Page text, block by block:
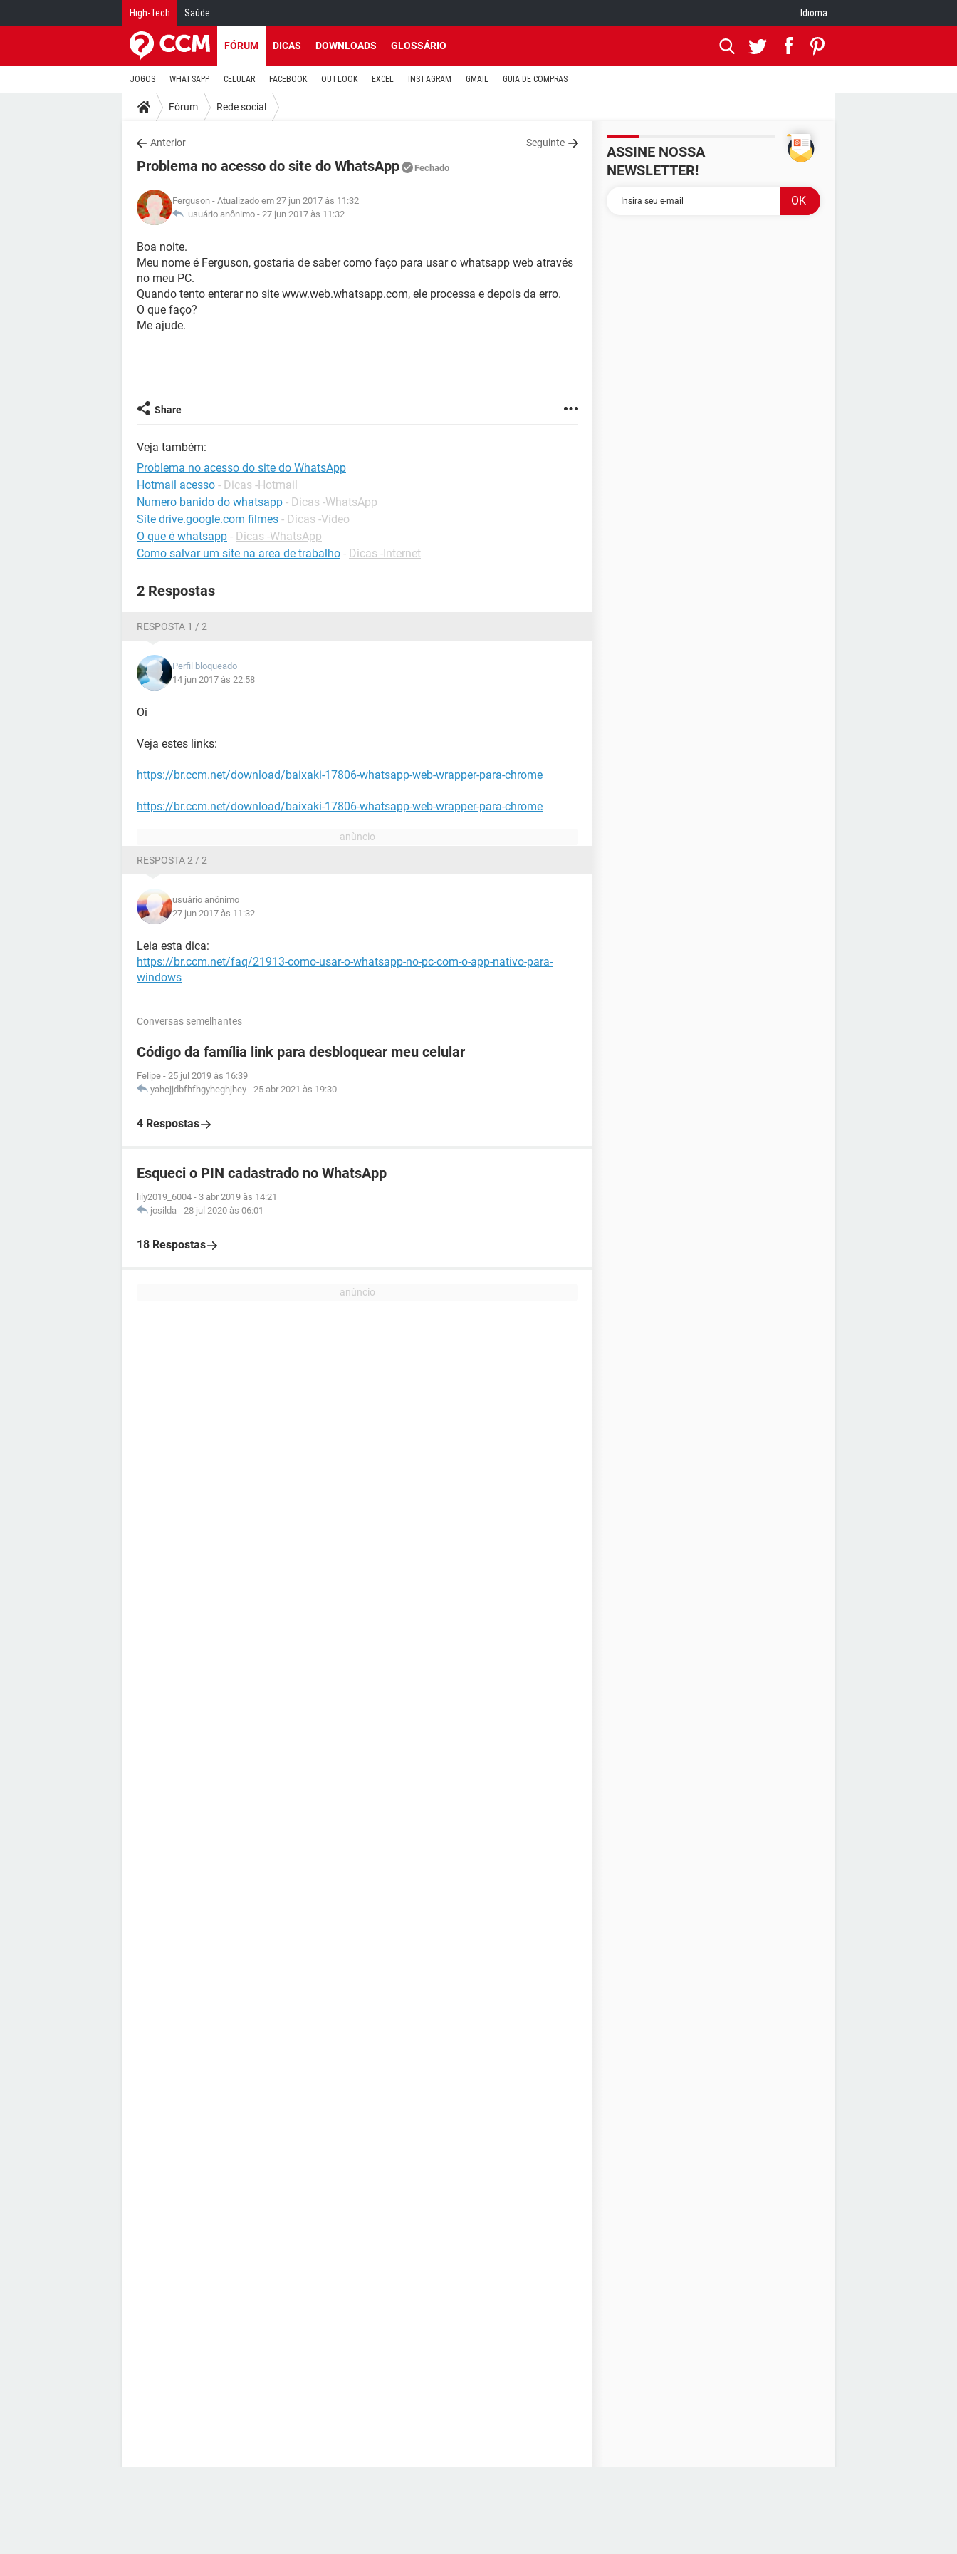
High-Tech Saúde Idioma
FÓRUM DICAS DOWNLOADS GLOSSÁRIO
JOGOS WHATSAPP CELULAR FACEBOOK OUTLOOK EXCEL INSTAGRAM GMAIL GUIA DE COMPRAS
Fórum Rede social
Anterior Seguinte
Problema no acesso do site do WhatsApp Fechado
Ferguson - Atualizado em 27 jun 2017 às 11:32
usuário anônimo - 27 jun 2017 às 11:32
Boa noite.
Meu nome é Ferguson, gostaria de saber como faço para usar o whatsapp web através
no meu PC.
Quando tento enterar no site www.web.whatsapp.com, ele processa e depois da erro.
O que faço?
Me ajude.
Share
Veja também:
Problema no acesso do site do WhatsApp
Hotmail acesso - Dicas -Hotmail
Numero banido do whatsapp - Dicas -WhatsApp
Site drive.google.com filmes - Dicas -Vídeo
O que é whatsapp - Dicas -WhatsApp
Como salvar um site na area de trabalho - Dicas -Internet
2 Respostas
RESPOSTA 1 / 2
Perfil bloqueado
14 jun 2017 às 22:58
Oi
Veja estes links:
https://br.ccm.net/download/baixaki-17806-whatsapp-web-wrapper-para-chrome
https://br.ccm.net/download/baixaki-17806-whatsapp-web-wrapper-para-chrome
RESPOSTA 2 / 2
usuário anônimo
27 jun 2017 às 11:32
Leia esta dica:
https://br.ccm.net/faq/21913-como-usar-o-whatsapp-no-pc-com-o-app-nativo-para-
windows
Conversas semelhantes
Código da família link para desbloquear meu celular
Felipe - 25 jul 2019 às 16:39
yahcjjdbfhfhgyheghjhey - 25 abr 2021 às 19:30
4 Respostas
Esqueci o PIN cadastrado no WhatsApp
lily2019_6004 - 3 abr 2019 às 14:21
josilda - 28 jul 2020 às 06:01
18 Respostas
ASSINE NOSSA
NEWSLETTER!